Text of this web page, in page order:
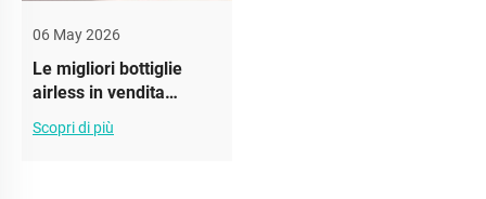
06 May 2026
Le migliori bottiglie
airless in vendita
all'ingrosso per la tua
attività
Scopri di più